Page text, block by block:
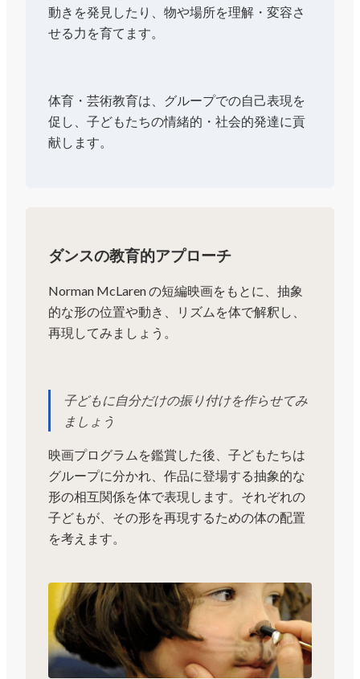
動きを発見したり、物や場所を理解・変容さ
せる力を育てます。
体育・芸術教育は、グループでの自己表現を
促し、子どもたちの情緒的・社会的発達に貢
献します。
ダンスの教育的アプローチ
Norman McLaren の短編映画をもとに、抽象
的な形の位置や動き、リズムを体で解釈し、
再現してみましょう。
子どもに自分だけの振り付けを作らせてみ
ましょう
映画プログラムを鑑賞した後、子どもたちは
グループに分かれ、作品に登場する抽象的な
形の相互関係を体で表現します。それぞれの
子どもが、その形を再現するための体の配置
を考えます。